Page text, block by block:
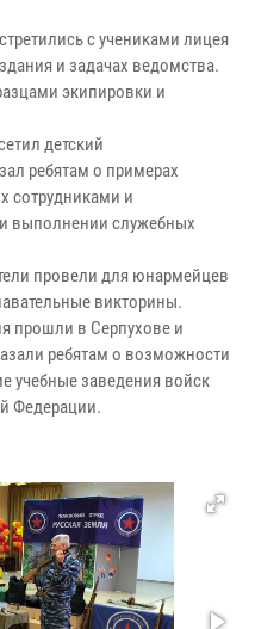
с учениками лицея
и задачах ведомства.
экипировки и
детский
ребятам о примерах
сотрудниками и
выполнении служебных
провели для юнармейцев
викторины.
прошли в Серпухове и
ребятам о возможности
учебные заведения войск
Федерации.